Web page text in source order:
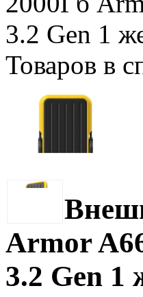
3.2 Gen 1
Товаров в
Armor
3.2 Gen 1